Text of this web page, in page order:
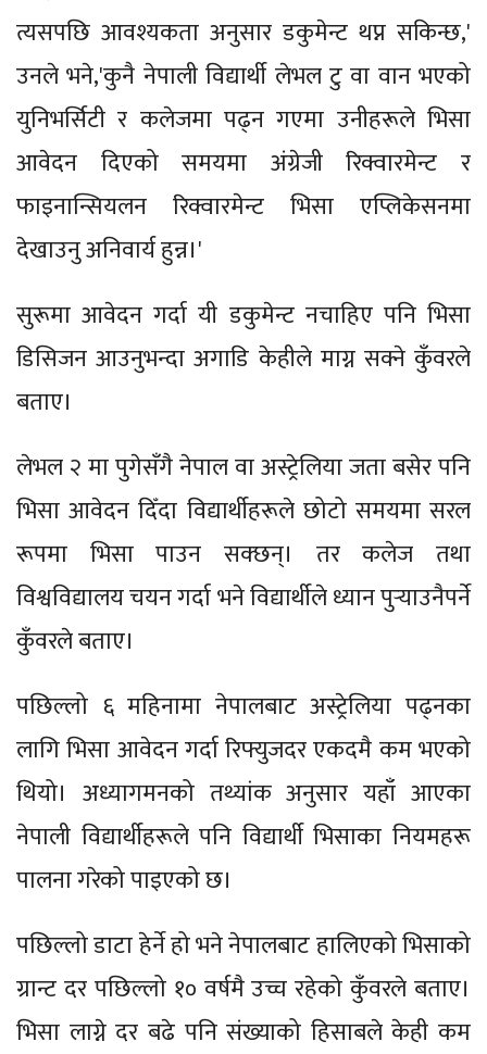
त्यसपछि आवश्यकता अनुसार डकुमेन्ट थप्न सकिन्छ,'
उनले भने,'कुनै नेपाली विद्यार्थी लेभल टु वा वान भएको
युनिभर्सिटी र कलेजमा पढ्न गएमा उनीहरूले भिसा
आवेदन दिएको समयमा अंग्रेजी रिक्वारमेन्ट र
फाइनान्सियलन रिक्वारमेन्ट भिसा एप्लिकेसनमा
देखाउनु अनिवार्य हुन्न।'
सुरूमा आवेदन गर्दा यी डकुमेन्ट नचाहिए पनि भिसा
डिसिजन आउनुभन्दा अगाडि केहीले माग्न सक्ने कुँवरले
बताए।
लेभल २ मा पुगेसँगै नेपाल वा अस्ट्रेलिया जता बसेर पनि
भिसा आवेदन दिँदा विद्यार्थीहरूले छोटो समयमा सरल
रूपमा भिसा पाउन सक्छन्। तर कलेज तथा
विश्वविद्यालय चयन गर्दा भने विद्यार्थीले ध्यान पुर्‍याउनैपर्ने
कुँवरले बताए।
पछिल्लो ६ महिनामा नेपालबाट अस्ट्रेलिया पढ्नका
लागि भिसा आवेदन गर्दा रिफ्युजदर एकदमै कम भएको
थियो। अध्यागमनको तथ्यांक अनुसार यहाँ आएका
नेपाली विद्यार्थीहरूले पनि विद्यार्थी भिसाका नियमहरू
पालना गरेको पाइएको छ।
पछिल्लो डाटा हेर्ने हो भने नेपालबाट हालिएको भिसाको
ग्रान्ट दर पछिल्लो १० वर्षमै उच्च रहेको कुँवरले बताए।
भिसा लाग्ने दर बढे पनि संख्याको हिसाबले केही कम